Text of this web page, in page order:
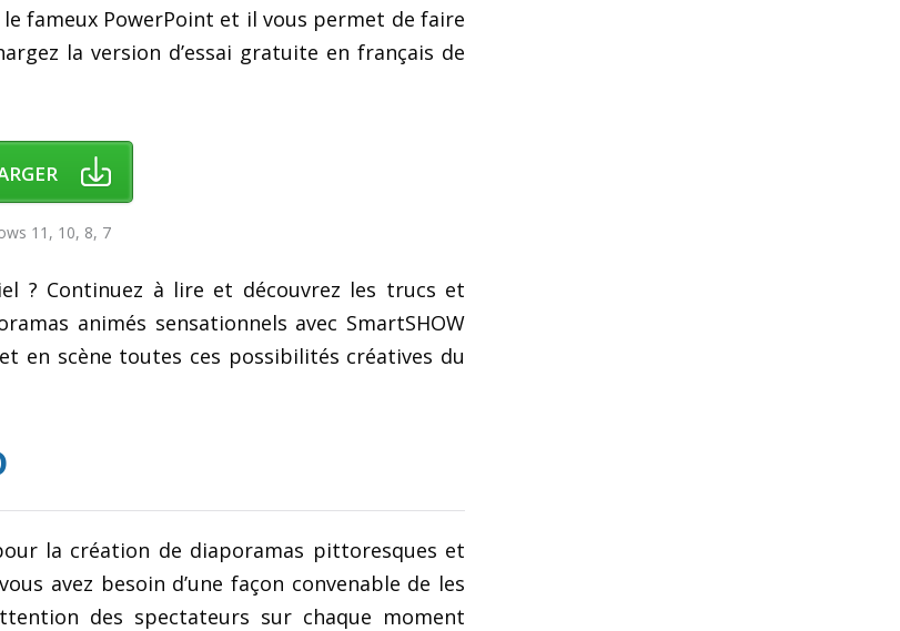
fameux PowerPoint et il vous permet de faire
la version d’essai gratuite en français de
11, 10, 8, 7
? Continuez à lire et découvrez les trucs et
animés sensationnels avec SmartSHOW
en scène toutes ces possibilités créatives du
la création de diaporamas pittoresques et
avez besoin d’une façon convenable de les
des spectateurs sur chaque moment